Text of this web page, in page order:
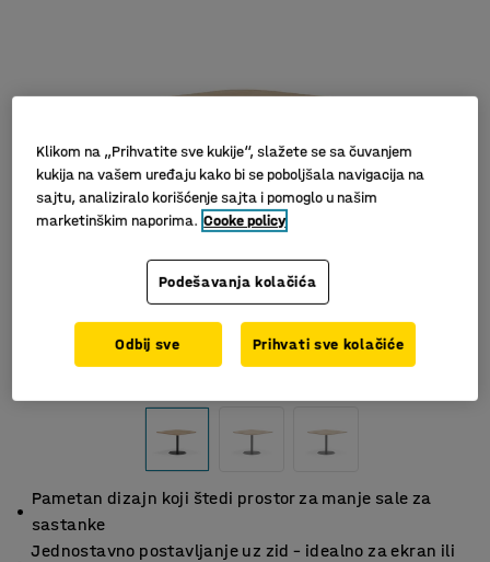
Slični proizvodi
Pametan dizajn koji štedi prostor za manje sale za
sastanke
Jednostavno postavljanje uz zid – idealno za ekran ili
Klikom na „Prihvatite sve kukije“, slažete se sa čuvanjem
kukija na vašem uređaju kako bi se poboljšala navigacija na
sajtu, analiziralo korišćenje sajta i pomoglo u našim
marketinškim naporima. Cooke policy
Podešavanja kolačića
Odbij sve Prihvati sve kolačiće